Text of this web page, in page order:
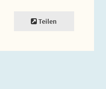
Teilen